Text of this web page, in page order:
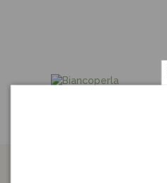
I nostri